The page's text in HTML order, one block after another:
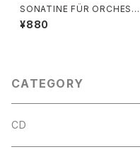
SONATINE FÜR ORCHESTE
R【著者：MARCEL RUBIN】出
版社：VERLAG DOBLINGER 1
¥880
CATEGORY
CD